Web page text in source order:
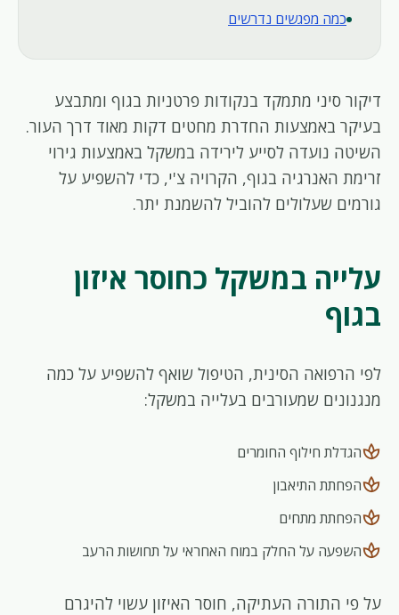
כמה מפגשים נדרשים
דיקור סיני מתמקד בנקודות פרטניות בגוף ומתבצע
בעיקר באמצעות החדרת מחטים דקות מאוד דרך העור.
השיטה נועדה לסייע לירידה במשקל באמצעות גירוי
זרימת האנרגיה בגוף, הקרויה צ'י, כדי להשפיע על
גורמים שעלולים להוביל להשמנת יתר.
עלייה במשקל כחוסר איזון
בגוף
לפי הרפואה הסינית, הטיפול שואף להשפיע על כמה
מנגנונים שמעורבים בעלייה במשקל:
spaהגדלת חילוף החומרים
spaהפחתת התיאבון
spaהפחתת מתחים
spaהשפעה על החלק במוח האחראי על תחושות הרעב
על פי התורה העתיקה, חוסר האיזון עשוי להיגרם